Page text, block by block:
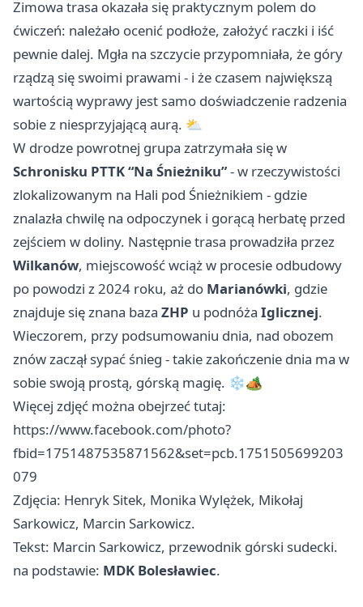
Zimowa trasa okazała się praktycznym polem do
ćwiczeń: należało ocenić podłoże, założyć raczki i iść
pewnie dalej. Mgła na szczycie przypomniała, że góry
rządzą się swoimi prawami - i że czasem największą
wartością wyprawy jest samo doświadczenie radzenia
sobie z niesprzyjającą aurą. ⛅️
W drodze powrotnej grupa zatrzymała się w
Schronisku PTTK “Na Śnieżniku”- w rzeczywistości
zlokalizowanym na Hali pod Śnieżnikiem - gdzie
znalazła chwilę na odpoczynek i gorącą herbatę przed
zejściem w doliny. Następnie trasa prowadziła przez
Wilkanów, miejscowość wciąż w procesie odbudowy
po powodzi z 2024 roku, aż do Marianówki, gdzie
znajduje się znana baza ZHP u podnóża Iglicznej.
Wieczorem, przy podsumowaniu dnia, nad obozem
znów zaczął sypać śnieg - takie zakończenie dnia ma w
sobie swoją prostą, górską magię. ❄️🏕️
Więcej zdjęć można obejrzeć tutaj:
https://www.facebook.com/photo?
fbid=1751487535871562&set=pcb.1751505699203
079
Zdjęcia: Henryk Sitek, Monika Wylężek, Mikołaj
Sarkowicz, Marcin Sarkowicz.
Tekst: Marcin Sarkowicz, przewodnik górski sudecki.
na podstawie: MDK Bolesławiec.